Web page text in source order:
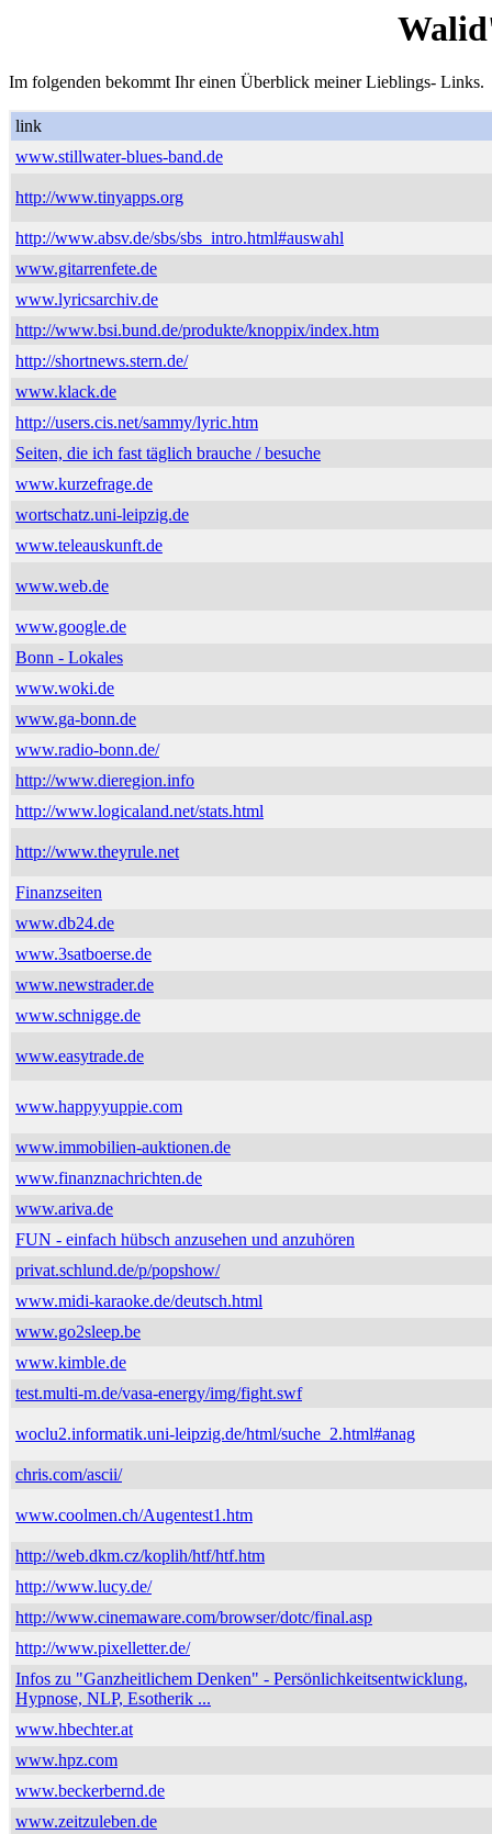
Im folgenden bekommt Ihr einen Überblick meiner Lieblings- Links.
link
www.stillwater-blues-band.de
http://www.tinyapps.org
http://www.absv.de/sbs/sbs_intro.html#auswahl
www.gitarrenfete.de
www.lyricsarchiv.de
http://www.bsi.bund.de/produkte/knoppix/index.htm
http://shortnews.stern.de/
www.klack.de
http://users.cis.net/sammy/lyric.htm
Seiten, die ich fast täglich brauche / besuche
www.kurzefrage.de
wortschatz.uni-leipzig.de
www.teleauskunft.de
www.web.de
www.google.de
Bonn - Lokales
www.woki.de
www.ga-bonn.de
www.radio-bonn.de/
http://www.dieregion.info
http://www.logicaland.net/stats.html
http://www.theyrule.net
Finanzseiten
www.db24.de
www.3satboerse.de
www.newstrader.de
www.schnigge.de
www.easytrade.de
www.happyyuppie.com
www.immobilien-auktionen.de
www.finanznachrichten.de
www.ariva.de
FUN - einfach hübsch anzusehen und anzuhören
privat.schlund.de/p/popshow/
www.midi-karaoke.de/deutsch.html
www.go2sleep.be
www.kimble.de
test.multi-m.de/vasa-energy/img/fight.swf
woclu2.informatik.uni-leipzig.de/html/suche_2.html#anag
chris.com/ascii/
www.coolmen.ch/Augentest1.htm
http://web.dkm.cz/koplih/htf/htf.htm
http://www.lucy.de/
http://www.cinemaware.com/browser/dotc/final.asp
http://www.pixelletter.de/
Infos zu "Ganzheitlichem Denken" - Persönlichkeitsentwicklung,
Hypnose, NLP, Esotherik ...
www.hbechter.at
www.hpz.com
www.beckerbernd.de
www.zeitzuleben.de